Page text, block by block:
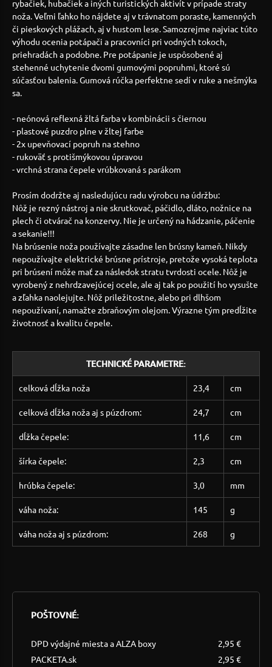
rybačiek, hubačiek a iných turistických aktivít v prípade straty
noža. Veľmi ľahko ho nájdete aj v trávnatom poraste, kamenných
či pieskových plážach, aj v hustom lese. Samozrejme najviac túto
výhodu ocenia potápači a pracovníci pri vodných tokoch,
priehradách a podobne. Pre potápanie je uspôsobené aj
stehenné uchytenie dvomi gumovými popruhmi, ktoré sú
súčasťou balenia. Gumová rúčka perfektne sedí v ruke a nešmýka
sa.
- neónová reflexná žltá farba v kombinácii s čiernou
- plastové puzdro plne v žltej farbe
- 2x upevňovací popruh na stehno
- rukoväť s protišmýkovou úpravou
- vrchná strana čepele vrúbkovaná s parákom
Prosím dodržte aj nasledujúcu radu výrobcu na údržbu:
Nôž je rezný nástroj a nie skrutkovač, páčidlo, dláto, nožnice na
plech či otvárač na konzervy. Nie je určený na hádzanie, páčenie
a sekanie!!!
Na brúsenie noža používajte zásadne len brúsny kameň. Nikdy
nepoužívajte elektrické brúsne prístroje, pretože vysoká teplota
pri brúsení môže mať za následok stratu tvrdosti ocele. Nôž je
vyrobený z nehrdzavejúcej ocele, ale aj tak po použití ho vysušte
a zľahka naolejujte. Nôž priležitostne, alebo pri dlhšom
nepoužívaní, namažte zbraňovým olejom. Výrazne tým predĺžite
životnosť a kvalitu čepele.
TECHNICKÉ PARAMETRE:
celková dĺžka noža 23,4 cm
celková dĺžka noža aj s púzdrom: 24,7 cm
dĺžka čepele: 11,6 cm
šírka čepele: 2,3 cm
hrúbka čepele: 3,0 mm
váha noža: 145 g
váha noža aj s púzdrom: 268 g
POŠTOVNÉ:
DPD výdajné miesta a ALZA boxy
2,95 €
PACKETA.sk
2,95 €